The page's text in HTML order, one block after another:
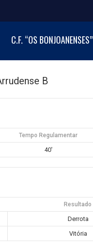
C.F. “OS BONJOANENSES”
B
Tempo Regulamentar
40'
Resultado
Derrota
Vitória